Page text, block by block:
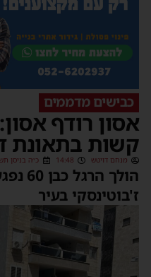
כבישים מדממים
אסון רודף
קשות בתאונת
מנחם דויטש 14:48 כ״ה בניסן תשפ״ג
הולך
ז'בוטינסקי בעיר